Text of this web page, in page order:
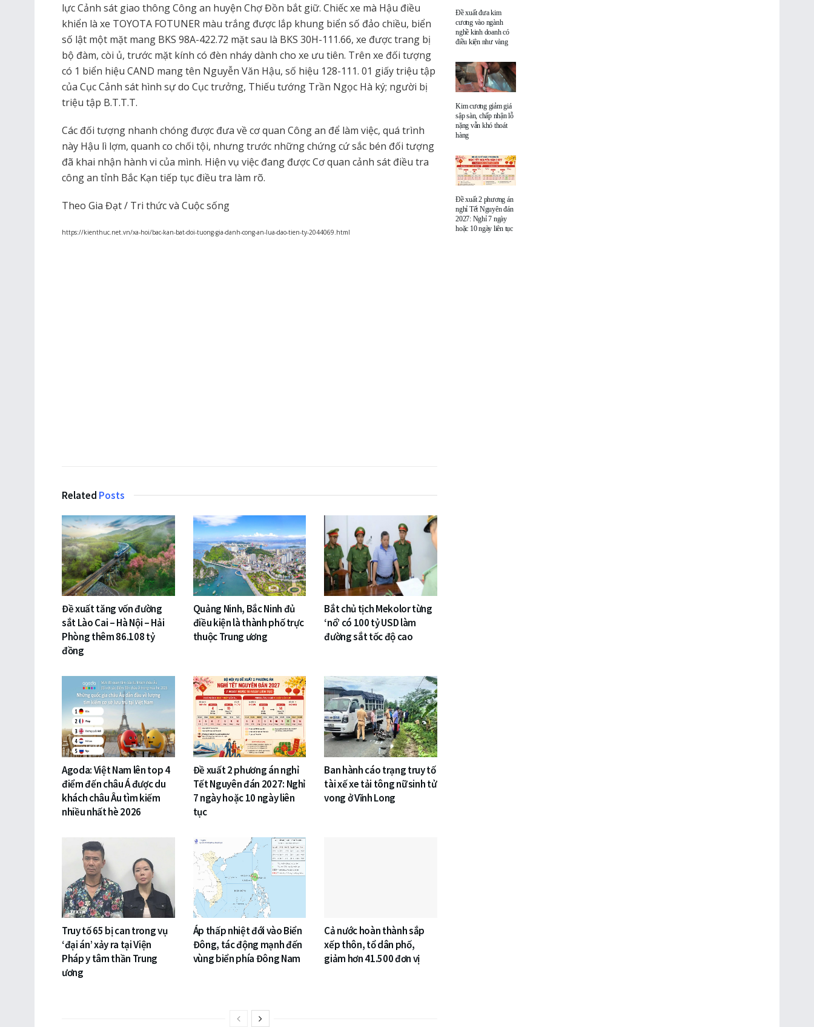
lực Cảnh sát giao thông Công an huyện Chợ Đồn bắt giữ. Chiếc xe mà Hậu điều
khiển là xe TOYOTA FOTUNER màu trắng được lắp khung biển số đảo chiều, biển
số lật một mặt mang BKS 98A-422.72 mặt sau là BKS 30H-111.66, xe được trang bị
bộ đàm, còi ủ, trước mặt kính có đèn nháy dành cho xe ưu tiên. Trên xe đối tượng
có 1 biển hiệu CAND mang tên Nguyễn Văn Hậu, số hiệu 128-111. 01 giấy triệu tập
của Cục Cảnh sát hình sự do Cục trưởng, Thiếu tướng Trần Ngọc Hà ký; người bị
triệu tập B.T.T.T.
Các đối tượng nhanh chóng được đưa về cơ quan Công an để làm việc, quá trình
này Hậu lì lợm, quanh co chối tội, nhưng trước những chứng cứ sắc bén đối tượng
đã khai nhận hành vi của mình. Hiện vụ việc đang được Cơ quan cảnh sát điều tra
công an tỉnh Bắc Kạn tiếp tục điều tra làm rõ.
Theo Gia Đạt / Tri thức và Cuộc sống
https://kienthuc.net.vn/xa-hoi/bac-kan-bat-doi-tuong-gia-danh-cong-an-lua-dao-tien-ty-2044069.html
Related Posts
Đề xuất tăng vốn đường
sắt Lào Cai – Hà Nội – Hải
Phòng thêm 86.108 tỷ
đồng
Quảng Ninh, Bắc Ninh đủ
điều kiện là thành phố trực
thuộc Trung ương
Bắt chủ tịch Mekolor từng
‘nổ’ có 100 tỷ USD làm
đường sắt tốc độ cao
Agoda: Việt Nam lên top 4
điểm đến châu Á được du
khách châu Âu tìm kiếm
nhiều nhất hè 2026
Đề xuất 2 phương án nghỉ
Tết Nguyên đán 2027: Nghỉ
7 ngày hoặc 10 ngày liên
tục
Ban hành cáo trạng truy tố
tài xế xe tải tông nữ sinh tử
vong ở Vĩnh Long
Truy tố 65 bị can trong vụ
‘đại án’ xảy ra tại Viện
Pháp y tâm thần Trung
ương
Áp thấp nhiệt đới vào Biển
Đông, tác động mạnh đến
vùng biển phía Đông Nam
Cả nước hoàn thành sắp
xếp thôn, tổ dân phố,
giảm hơn 41.500 đơn vị
Đề xuất đưa kim
cương vào ngành
nghề kinh doanh có
điều kiện như vàng
Kim cương giảm giá
sập sàn, chấp nhận lỗ
nặng vẫn khó thoát
hàng
Đề xuất 2 phương án
nghỉ Tết Nguyên đán
2027: Nghỉ 7 ngày
hoặc 10 ngày liên tục